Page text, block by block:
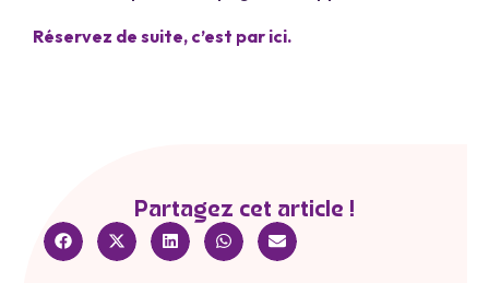
Réservez de suite, c’est par ici.
Partagez cet article !